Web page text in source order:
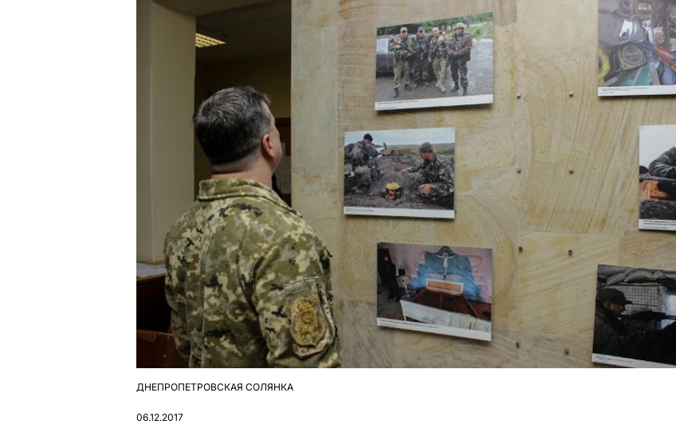
ОПУБЛІКУВАТИ
ДНЕПРОПЕТРОВСКАЯ СОЛЯНКА
06.12.2017